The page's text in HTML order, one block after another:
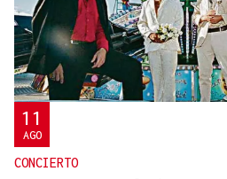
11
AGO
CONCIERTO